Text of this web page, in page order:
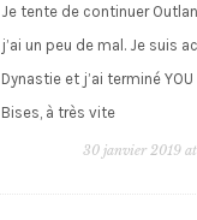
Je tente de continuer
j’ai un peu de mal. Je suis
Dynastie et j’ai terminé YOU
Bises, à très vite
30 janvier 2019